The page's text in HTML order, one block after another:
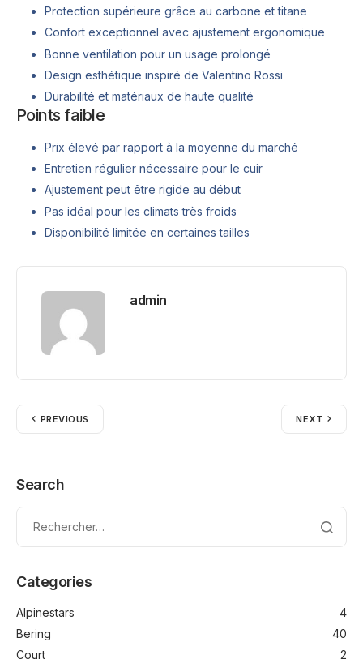
Protection supérieure grâce au carbone et titane
Confort exceptionnel avec ajustement ergonomique
Bonne ventilation pour un usage prolongé
Design esthétique inspiré de Valentino Rossi
Durabilité et matériaux de haute qualité
Points faible
Prix élevé par rapport à la moyenne du marché
Entretien régulier nécessaire pour le cuir
Ajustement peut être rigide au début
Pas idéal pour les climats très froids
Disponibilité limitée en certaines tailles
admin
PREVIOUS NEXT
Search
Categories
Alpinestars
4
Bering
40
Court
2